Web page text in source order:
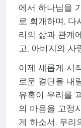
에서 하나님을
로 회개하며, 다
리의 삶과 관계
고, 아버지의 사
이제 새롭게 시
로운 결단을 내
유혹이 우리를
의 마음을 고정
게 하소서. 우리